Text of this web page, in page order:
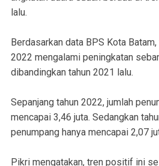
lalu.
Berdasarkan data BPS Kota
2022 mengalami peningkatan
dibandingkan tahun 2021 lalu.
Sepanjang tahun 2022, jumlah
mencapai 3,46 juta. Sedangkan
penumpang hanya mencapai 2,07
Pikri mengatakan, tren positif ini